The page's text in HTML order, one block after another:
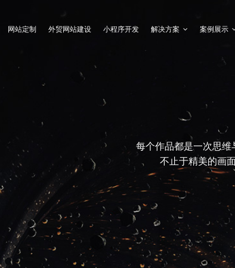
网站定制 外贸网站建设 小程序开发 解决方案 案例展示
每个作品都是一次思
不止于精美的画